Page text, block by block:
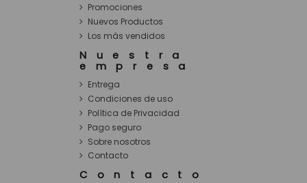
Promociones
Nuevos Productos
Los más vendidos
Nuestra
empresa
Entrega
Condiciones de uso
Política de Privacidad
Pago seguro
Sobre nosotros
Contacto
Contacto